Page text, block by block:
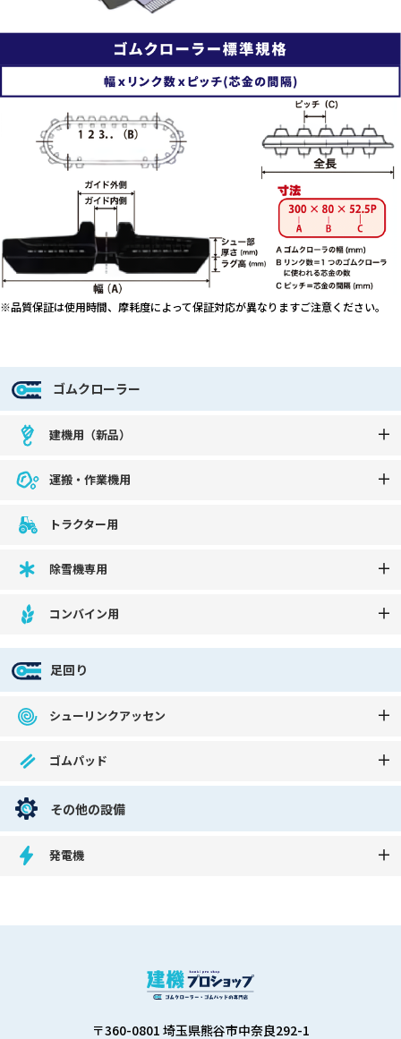
※品質保証は使用時間、摩耗度によって保証対応が異なりますご注意ください。
ゴムクローラー
建機用（新品）
運搬・作業機用
トラクター用
除雪機専用
コンバイン用
足回り
シューリンクアッセン
ゴムパッド
その他の設備
発電機
〒360-0801 埼玉県熊谷市中奈良292-1